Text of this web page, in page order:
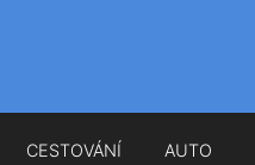
CESTOVÁNÍ AUTO